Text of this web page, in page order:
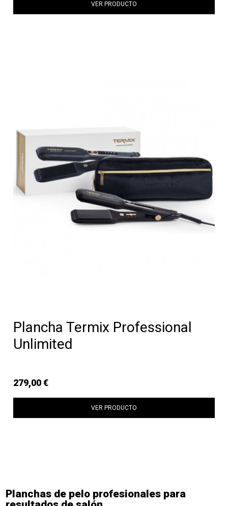
VER PRODUCTO
Plancha Termix Professional
Unlimited
279,00 €
VER PRODUCTO
Planchas de pelo profesionales para